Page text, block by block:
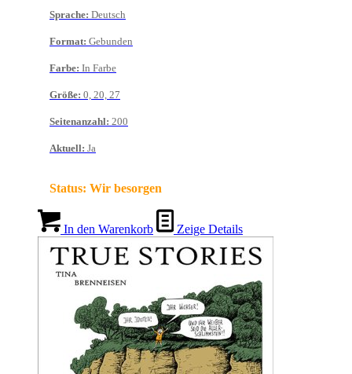
Sprache: Deutsch
Format: Gebunden
Farbe: In Farbe
Größe: 0, 20, 27
Seitenanzahl: 200
Aktuell: Ja
Status: Wir besorgen
In den Warenkorb Zeige Details